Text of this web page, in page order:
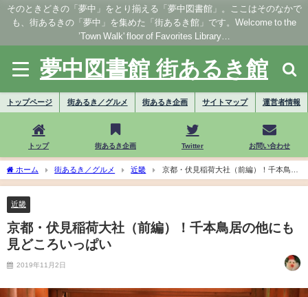
そのときどきの「夢中」をとり揃える「夢中図書館」。ここはそのなかで
も、街あるきの「夢中」を集めた「街あるき館」です。Welcome to the
’Town Walk' floor of Favorites Library…
夢中図書館 街あるき館
トップページ 街あるき／グルメ 街あるき企画 サイトマップ 運営者情報
トップ 街あるき企画 Twitter お問い合わせ
ホーム 街あるき／グルメ 近畿
京都・伏見稲荷大社（前編）！千本鳥居
の他にも見どころいっぱい
近畿
京都・伏見稲荷大社（前編）！千本鳥居の他にも
見どころいっぱい
2019年11月2日